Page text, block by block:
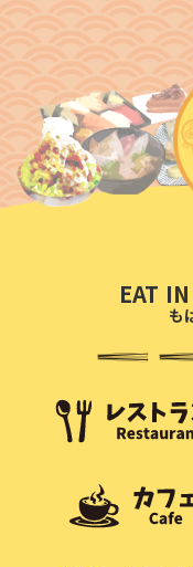
EAT
も